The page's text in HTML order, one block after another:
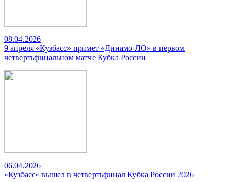
08.04.2026
9 апреля «Кузбасс» примет «Динамо-ЛО» в первом
четвертьфинальном матче Кубка России
06.04.2026
«Кузбасс» вышел в четвертьфинал Кубка России 2026